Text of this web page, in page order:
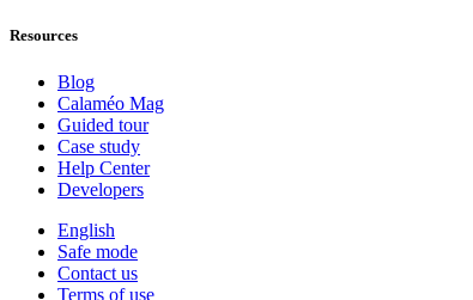
Resources
Blog
Calaméo Mag
Guided tour
Case study
Help Center
Developers
English
Safe mode
Contact us
Terms of use